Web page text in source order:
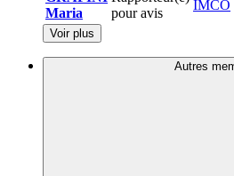
Maria
pour avis
IMCO
Voir plus
Autres